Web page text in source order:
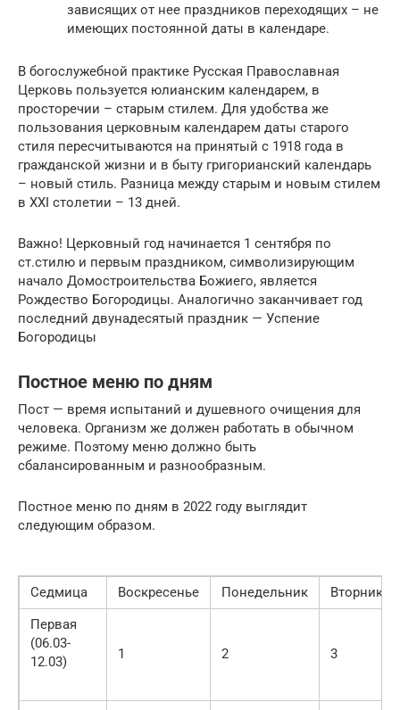
зависящих от нее праздников переходящих – не
имеющих постоянной даты в календаре.
В богослужебной практике Русская Православная
Церковь пользуется юлианским календарем, в
просторечии – старым стилем. Для удобства же
пользования церковным календарем даты старого
стиля пересчитываются на принятый с 1918 года в
гражданской жизни и в быту григорианский календарь
– новый стиль. Разница между старым и новым стилем
в XXI столетии – 13 дней.
Важно! Церковный год начинается 1 сентября по
ст.стилю и первым праздником, символизирующим
начало Домостроительства Божиего, является
Рождество Богородицы. Аналогично заканчивает год
последний двунадесятый праздник — Успение
Богородицы
Постное меню по дням
Пост — время испытаний и душевного очищения для
человека. Организм же должен работать в обычном
режиме. Поэтому меню должно быть
сбалансированным и разнообразным.
Постное меню по дням в 2022 году выглядит
следующим образом.
Седмица Воскресенье Понедельник
Вторник
Первая
(06.03-
12.03)
1 2 3